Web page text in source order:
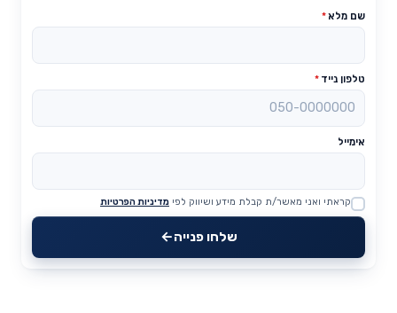
שם מלא*
טלפון נייד *
אימייל
Website
קראתי ואני מאשר/ת קבלת מידע ושיווק לפי מדיניות הפרטיות
שלחו פנייה